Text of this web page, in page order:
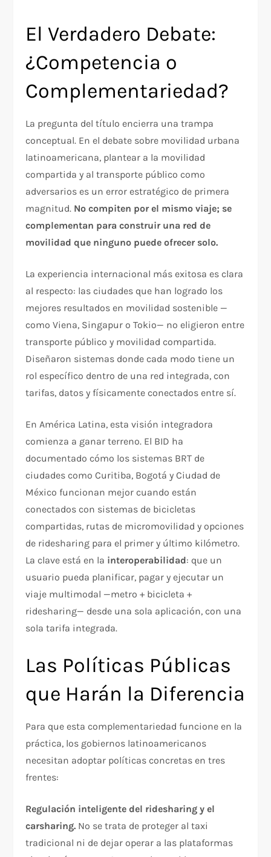
El Verdadero Debate:
¿Competencia o
Complementariedad?
La pregunta del título encierra una trampa
conceptual. En el debate sobre movilidad urbana
latinoamericana, plantear a la movilidad
compartida y al transporte público como
adversarios es un error estratégico de primera
magnitud. No compiten por el mismo viaje; se
complementan para construir una red de
movilidad que ninguno puede ofrecer solo.
La experiencia internacional más exitosa es clara
al respecto: las ciudades que han logrado los
mejores resultados en movilidad sostenible —
como Viena, Singapur o Tokio— no eligieron entre
transporte público y movilidad compartida.
Diseñaron sistemas donde cada modo tiene un
rol específico dentro de una red integrada, con
tarifas, datos y físicamente conectados entre sí.
En América Latina, esta visión integradora
comienza a ganar terreno. El BID ha
documentado cómo los sistemas BRT de
ciudades como Curitiba, Bogotá y Ciudad de
México funcionan mejor cuando están
conectados con sistemas de bicicletas
compartidas, rutas de micromovilidad y opciones
de ridesharing para el primer y último kilómetro.
La clave está en la interoperabilidad: que un
usuario pueda planificar, pagar y ejecutar un
viaje multimodal —metro + bicicleta +
ridesharing— desde una sola aplicación, con una
sola tarifa integrada.
Las Políticas Públicas
que Harán la Diferencia
Para que esta complementariedad funcione en la
práctica, los gobiernos latinoamericanos
necesitan adoptar políticas concretas en tres
frentes:
Regulación inteligente del ridesharing y el
carsharing. No se trata de proteger al taxi
tradicional ni de dejar operar a las plataformas